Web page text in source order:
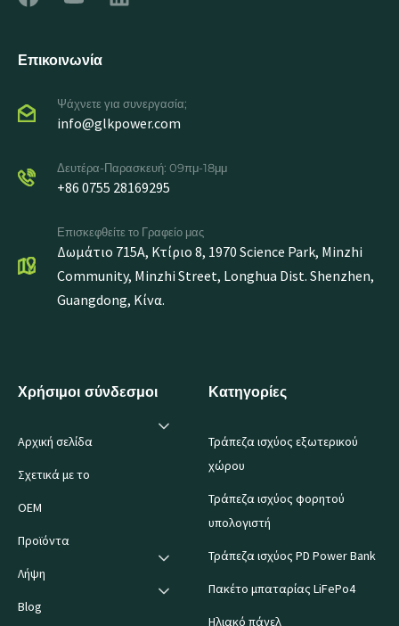
Επικοινωνία
Ψάχνετε για συνεργασία;
info@glkpower.com
Δευτέρα-Παρασκευή: 09πμ-18μμ
+86 0755 28169295
Επισκεφθείτε το Γραφείο μας
Δωμάτιο 715A, Κτίριο 8, 1970 Science Park, Minzhi
Community, Minzhi Street, Longhua Dist. Shenzhen,
Guangdong, Κίνα.
Χρήσιμοι σύνδεσμοι
Αρχική σελίδα
Σχετικά με το
OEM
Προϊόντα
Λήψη
Blog
Κατηγορίες
Τράπεζα ισχύος εξωτερικού
χώρου
Τράπεζα ισχύος φορητού
υπολογιστή
Τράπεζα ισχύος PD Power Bank
Πακέτο μπαταρίας LiFePo4
Ηλιακό πάνελ